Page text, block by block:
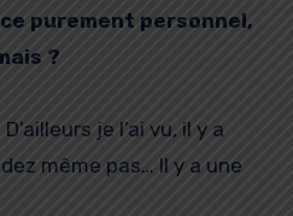
purement personnel,
?
je l’ai vu, il y a
même pas… Il y a une